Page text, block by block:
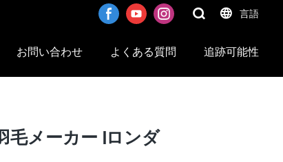
言語
お問い合わせ よくある質問 追跡可能性
毛メーカー |ロンダ